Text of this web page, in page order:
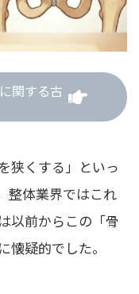
関する古
狭くする」といっ
整体業界ではこれ
以前からこの「骨
疑的でした。